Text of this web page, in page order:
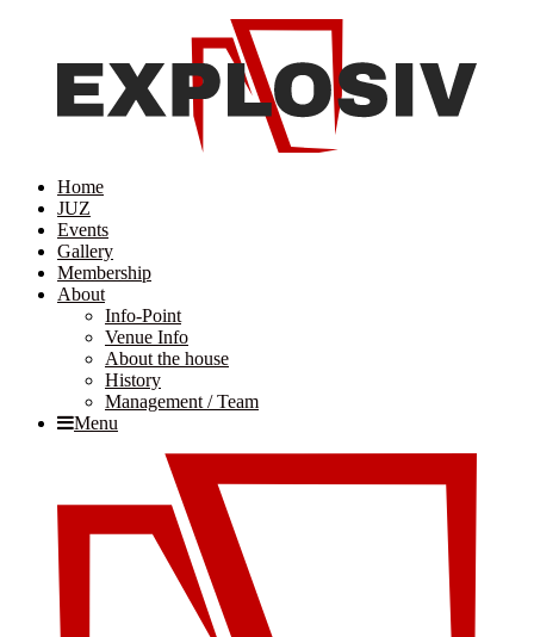
Home
JUZ
Events
Gallery
Membership
About
Info-Point
Venue Info
About the house
History
Management / Team
Menu